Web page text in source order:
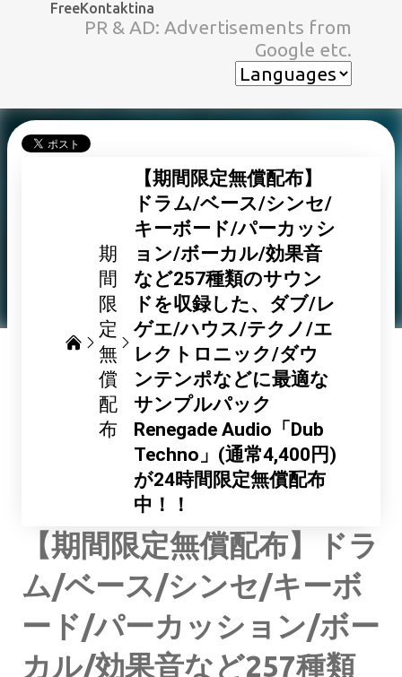
スキップしてメイン コンテンツに移動
FreeKontaktina
PR & AD: Advertisements from
Google etc.
期
間
限
定
無
償
配
布
【期間限定無償配布】
ドラム/ベース/シンセ/
キーボード/パーカッシ
ョン/ボーカル/効果音
など257種類のサウン
ドを収録した、ダブ/レ
ゲエ/ハウス/テクノ/エ
レクトロニック/ダウ
ンテンポなどに最適な
サンプルパック
Renegade Audio「Dub
Techno」(通常4,400円)
が24時間限定無償配布
中！！
【期間限定無償配布】ドラ
ム/ベース/シンセ/キーボ
ード/パーカッション/ボー
カル/効果音など257種類